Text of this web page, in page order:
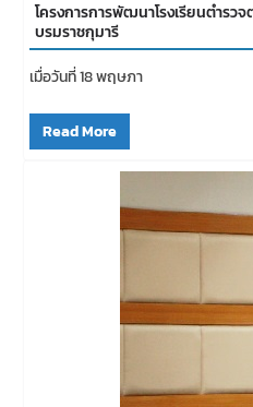
โครงการการพัฒนาโรงเรียนตำรว
บรมราชกุมารี
เมื่อวันที่ 18 พฤษภา
Read More